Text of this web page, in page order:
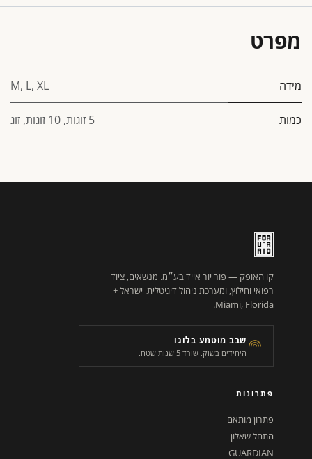
מפרט
מידה M, L, XL
כמות 5 זוגות , 10 זוגות , זוג
קו האופק — פור יור אייד בע״מ. מנשאים, ציוד
רפואי וחילוץ, ומערכת ניהול דיגיטלית. ישראל +
Miami, Florida.
שבב מוטמע בלוגו
היחידים בשוק. שורד 5 שנות שטח.
פתרונות
פתרון מותאם
התחל שאלון
GUARDIAN